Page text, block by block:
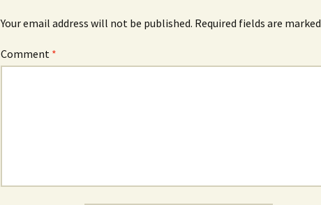
Your email address will not be published. Required fields are marked
Comment *